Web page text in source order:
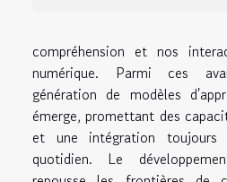
compréhension et nos
numérique. Parmi ces
génération de modèles
émerge, promettant des
et une intégration
quotidien. Le